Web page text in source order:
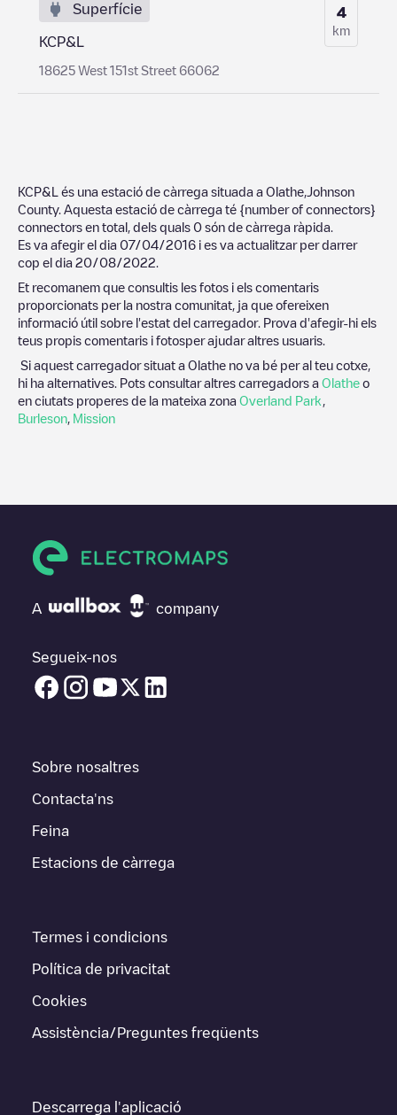
Superfície
KCP&L
18625 West 151st Street 66062
4
km
KCP&L és una estació de càrrega situada a Olathe Johnson
County. Aquesta estació de càrrega té {number of connectors}
connectors en total, dels quals 0 són de càrrega ràpida.
Es va afegir el dia 07/04/2016 i es va actualitzar per darrer
cop el dia 20/08/2022
Et recomanem que consultis les fotos i els comentaris
proporcionats per la nostra comunitat, ja que ofereixen
informació útil sobre l'estat del carregador. Prova d'afegir-hi els
teus propis comentaris i fotosper ajudar altres usuaris.
Si aquest carregador situat a Olathe no va bé per al teu cotxe,
hi ha alternatives. Pots consultar altres carregadors a Olathe o
en ciutats properes de la mateixa zona Overland Park
Burleson Mission
A company
Segueix-nos
Sobre nosaltres
Contacta'ns
Feina
Estacions de càrrega
Termes i condicions
Política de privacitat
Cookies
Assistència/Preguntes freqüents
Descarrega l'aplicació